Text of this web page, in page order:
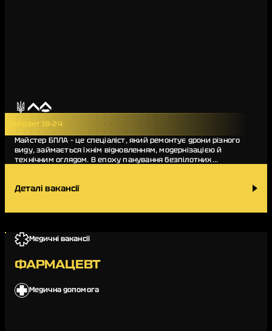
Контракт 18-24
Майстер БПЛА – це спеціаліст, який ремонтує дрони різного
виду, займається їхнім відновленням, модернізацією й
технічним оглядом. В епоху панування безпілотних
Деталі вакансії
Медичні вакансії
ФАРМАЦЕВТ
Медична допомога